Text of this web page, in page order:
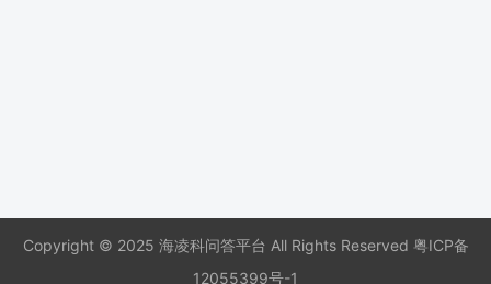
Copyright © 2025 海凌科问答平台 All Rights Reserved 粤ICP备
12055399号-1